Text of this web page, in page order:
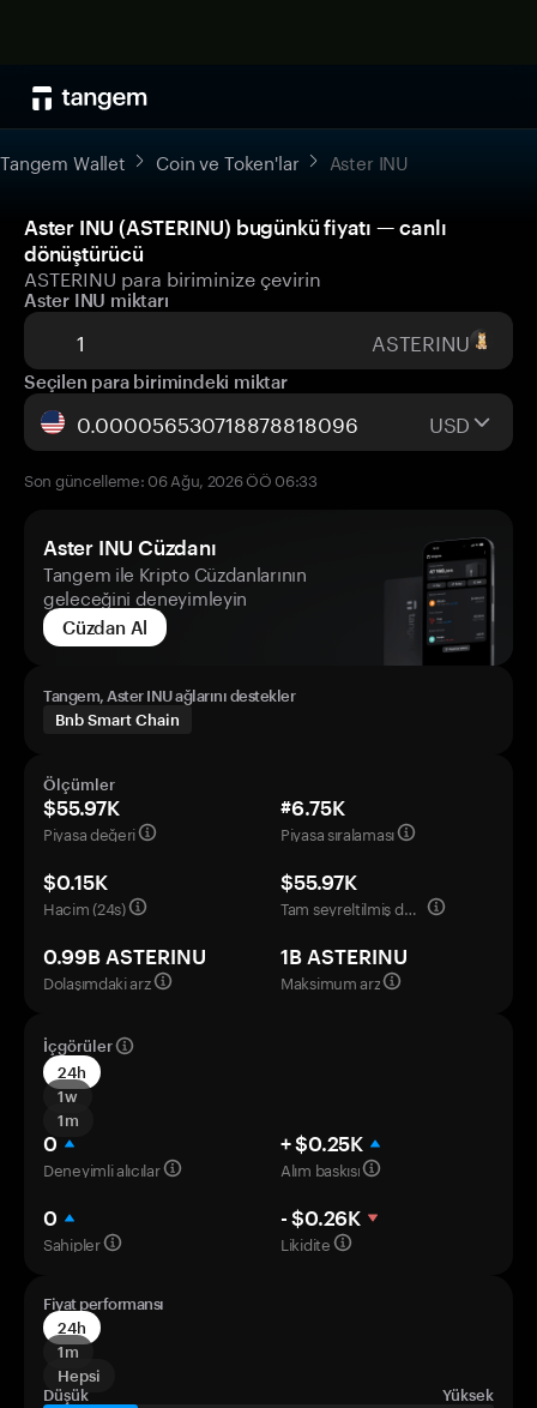
Tangem Wallet Coin ve Token'lar Aster INU
Aster INU (ASTERINU) bugünkü fiyatı — canlı
dönüştürücü
ASTERINU para biriminize çevirin
Aster INU miktarı
ASTERINU
Seçilen para birimindeki miktar
USD
Son güncelleme: 06 Ağu, 2026 ÖÖ 06:33
Aster INU Cüzdanı
Tangem ile Kripto Cüzdanlarının
geleceğini deneyimleyin
Cüzdan Al
Tangem, Aster INU ağlarını destekler
Bnb Smart Chain
Ölçümler
$55.97K
Piyasa değeri
#6.75K
Piyasa sıralaması
$0.15K
Hacim (24s)
$55.97K
Tam seyreltilmiş değerleme
0.99B ASTERINU
Dolaşımdaki arz
1B ASTERINU
Maksimum arz
İçgörüler
24h
1w
1m
0
Deneyimli alıcılar
+ $0.25K
Alım baskısı
0
Sahipler
- $0.26K
Likidite
Fiyat performansı
24h
1m
Hepsi
Düşük
Yüksek